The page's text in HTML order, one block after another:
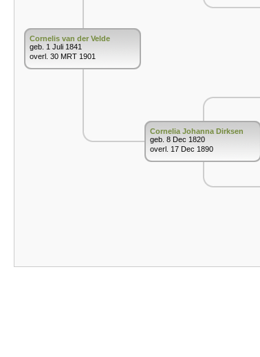
Cornelis van der Velde
geb. 1 Juli 1841
overl. 30 MRT 1901
Cornelia Johanna Dirksen
geb. 8 Dec 1820
overl. 17 Dec 1890